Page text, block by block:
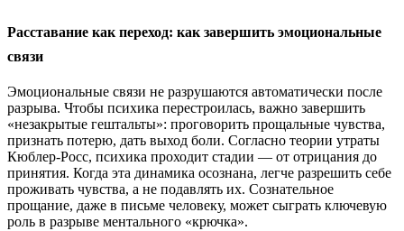
Расставание как переход: как завершить эмоциональные
связи
Эмоциональные связи не разрушаются автоматически после
разрыва. Чтобы психика перестроилась, важно завершить
«незакрытые гештальты»: проговорить прощальные чувства,
признать потерю, дать выход боли. Согласно теории утраты
Кюблер-Росс, психика проходит стадии — от отрицания до
принятия. Когда эта динамика осознана, легче разрешить себе
проживать чувства, а не подавлять их. Сознательное
прощание, даже в письме человеку, может сыграть ключевую
роль в разрыве ментального «крючка».